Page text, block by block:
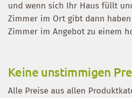
und wenn sich Ihr Haus füllt
Zimmer im Ort gibt dann
Zimmer im Angebot zu einem
Keine unstimmigen
Alle Preise aus allen